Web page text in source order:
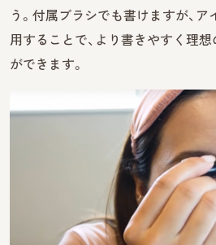
う。付属ブラシでも書けますが、
用することで、より書きやすく理
ができます。